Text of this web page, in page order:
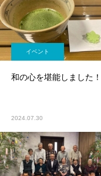
イベント
和の心を堪能しました！
2024.07.30